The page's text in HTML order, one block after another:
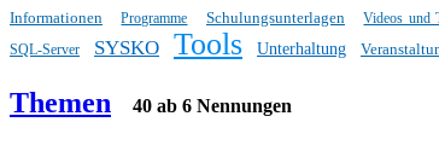
Informationen Programme Schulungsunterlagen Videos und
SQL-Server SYSKO Tools Unterhaltung
Themen 40 ab 6 Nennungen